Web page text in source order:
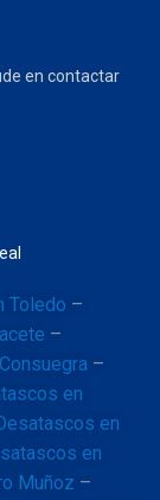
en contactar
Toledo –
–
–
en
en
en
Muñoz –